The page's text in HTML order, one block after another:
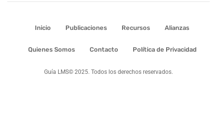
Inicio Publicaciones Recursos Alianzas
Quienes Somos Contacto Política de Privacidad
Guía LMS© 2025. Todos los derechos reservados.